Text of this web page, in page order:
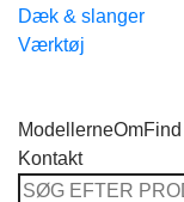
Dæk & slanger
Værktøj
ModellerneOm
Kontakt
Søg